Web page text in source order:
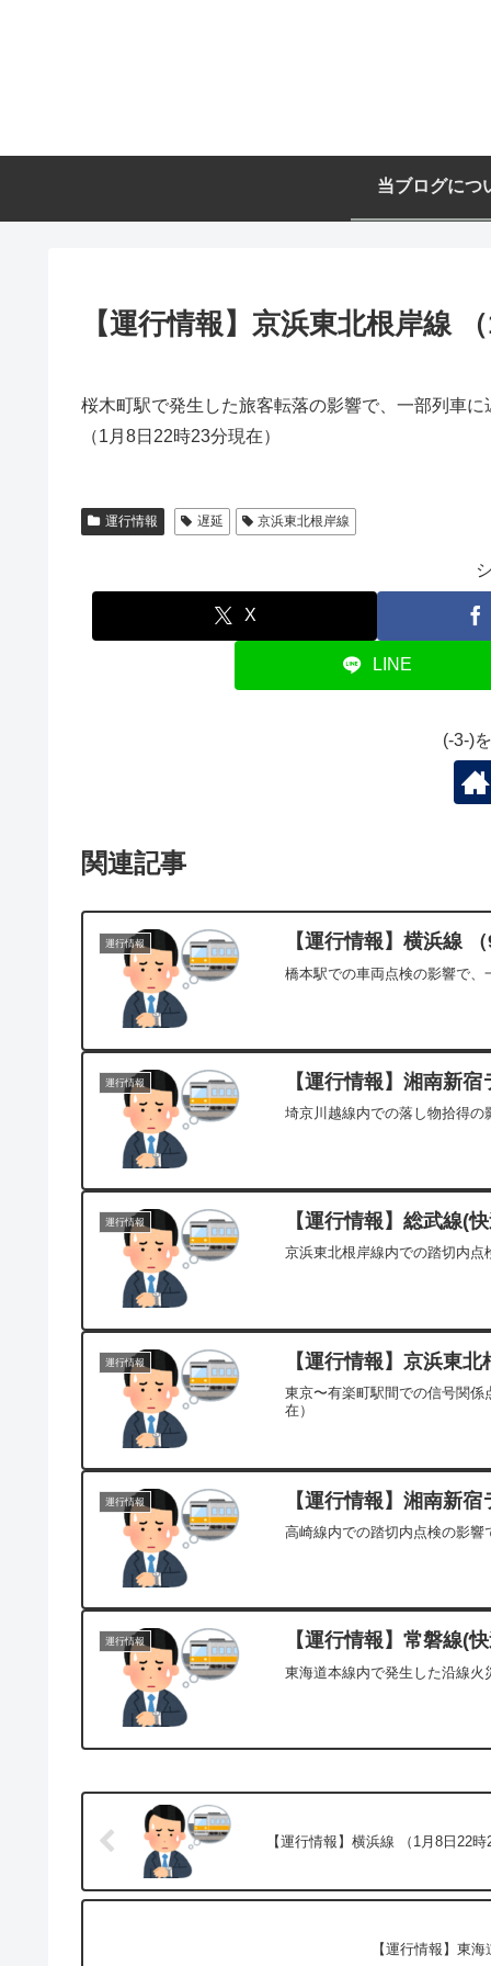
当ブログにつ
【運行情報】京浜東北根岸線
桜木町駅で発生した旅客転落の影響で、一部列車に
（1月8日22時23分現在）
運行情報 遅延 京浜東北根岸線
X
LINE
(-3-)
関連記事
運行情報 【運行情報】横浜線
橋本駅での車両点検の影響で、
運行情報 【運行情報】湘南新
埼京川越線内での落し物拾得の
運行情報 【運行情報】総武線(
京浜東北根岸線内での踏切内点
運行情報 【運行情報】京浜東
東京〜有楽町駅間での信号関係
在）
運行情報 【運行情報】湘南新
高崎線内での踏切内点検の影響
運行情報 【運行情報】常磐線(
東海道本線内で発生した沿線火
【運行情報】横浜線 （1月8日22時
【運行情報】東